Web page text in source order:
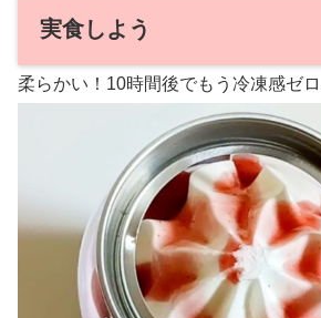
実食しよう
柔らかい！10時間後でもう冷凍感ゼロ